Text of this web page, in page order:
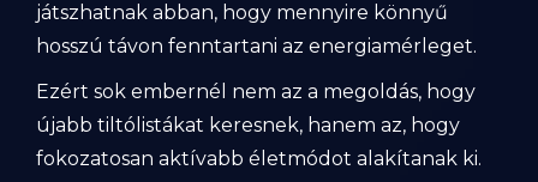
játszhatnak abban, hogy mennyire könnyű
hosszú távon fenntartani az energiamérleget.
Ezért sok embernél nem az a megoldás, hogy
újabb tiltólistákat keresnek, hanem az, hogy
fokozatosan aktívabb életmódot alakítanak ki.